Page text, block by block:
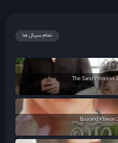
تمام سریال ها